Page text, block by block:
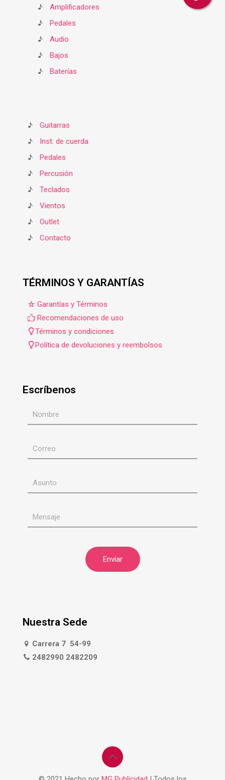
♪
Amplificadores
♪
Pedales
♪
Audio
♪
Bajos
♪
Baterías
♪
Guitarras
♪
Inst. de cuerda
♪
Pedales
♪
Percusión
♪
Teclados
♪
Vientos
♪
Outlet
♪
Contacto
TÉRMINOS Y GARANTÍAS
Garantías y Términos
Recomendaciones de uso
Términos y condiciones
Política de devoluciones y reembolsos
Escríbenos
Nuestra Sede
Carrera 7 54-99
2482990 2482209